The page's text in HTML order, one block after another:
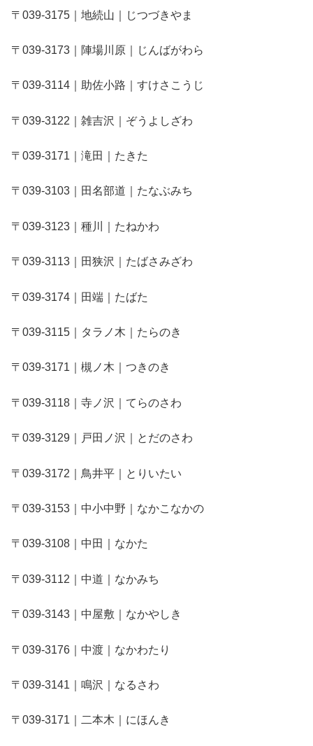
〒039-3175｜地続山｜じつづきやま
〒039-3173｜陣場川原｜じんばがわら
〒039-3114｜助佐小路｜すけさこうじ
〒039-3122｜雑吉沢｜ぞうよしざわ
〒039-3171｜滝田｜たきた
〒039-3103｜田名部道｜たなぶみち
〒039-3123｜種川｜たねかわ
〒039-3113｜田狭沢｜たばさみざわ
〒039-3174｜田端｜たばた
〒039-3115｜タラノ木｜たらのき
〒039-3171｜槻ノ木｜つきのき
〒039-3118｜寺ノ沢｜てらのさわ
〒039-3129｜戸田ノ沢｜とだのさわ
〒039-3172｜鳥井平｜とりいたい
〒039-3153｜中小中野｜なかこなかの
〒039-3108｜中田｜なかた
〒039-3112｜中道｜なかみち
〒039-3143｜中屋敷｜なかやしき
〒039-3176｜中渡｜なかわたり
〒039-3141｜鳴沢｜なるさわ
〒039-3171｜二本木｜にほんき